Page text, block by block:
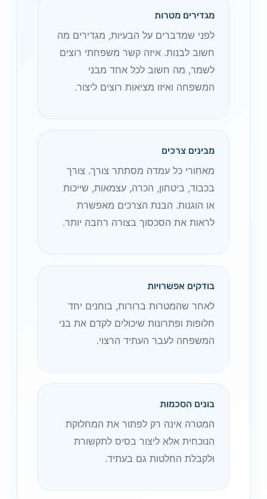
מגדירים מטרות
לפני שמדברים על הבעיות, מגדירים מה
חשוב לבנות. איזה קשר משפחתי רוצים
לשמר, מה חשוב לכל אחד מבני
המשפחה ואיזו מציאות רוצים ליצור.
מבינים צרכים
מאחורי כל עמדה מסתתר צורך. צורך
בכבוד, ביטחון, הכרה, עצמאות, שייכות
או הוגנות. הבנת הצרכים מאפשרת
לראות את הסכסוך בצורה רחבה יותר.
בודקים אפשרויות
לאחר שהמטרות ברורות, בוחנים יחד
חלופות ופתרונות שיכולים לקדם את בני
המשפחה לעבר העתיד הרצוי.
בונים הסכמות
המטרה אינה רק לפתור את המחלוקת
הנוכחית אלא ליצור בסיס לתקשורת
ולקבלת החלטות גם בעתיד.